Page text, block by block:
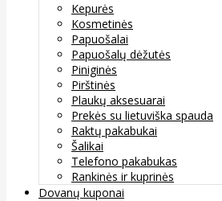
Kepurės
Kosmetinės
Papuošalai
Papuošalų dėžutės
Piniginės
Pirštinės
Plaukų aksesuarai
Prekės su lietuviška spauda
Raktų pakabukai
Šalikai
Telefono pakabukas
Rankinės ir kuprinės
Dovanų kuponai